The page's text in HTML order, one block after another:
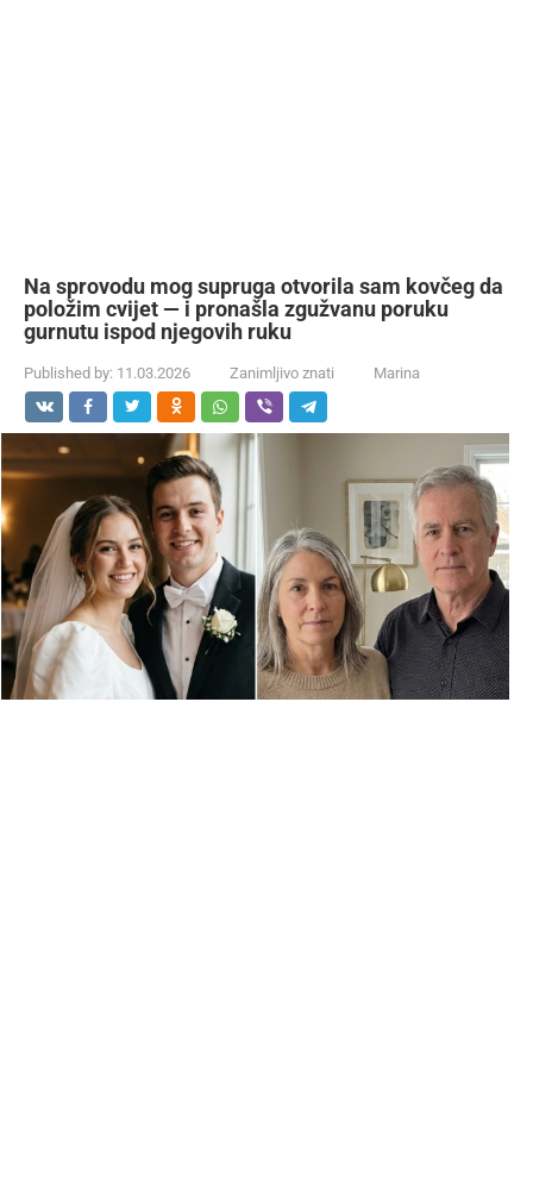
Na sprovodu mog supruga otvorila sam kovčeg da
položim cvijet — i pronašla zgužvanu poruku
gurnutu ispod njegovih ruku
Published by: 11.03.2026 Zanimljivo znati Marina